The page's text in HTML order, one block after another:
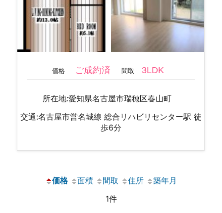
価格 ご成約済 間取 3LDK
所在地:愛知県名古屋市瑞穂区春山町
交通:名古屋市営名城線 総合リハビリセンター駅 徒
歩6分
価格 面積 間取 住所
築年月
1件